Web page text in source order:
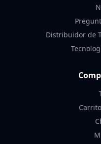
Distribuidor de